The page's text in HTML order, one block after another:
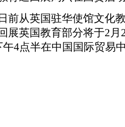
从英国驻华使馆文化教
展英国教育部分将于2
午4点半在中国国际贸易